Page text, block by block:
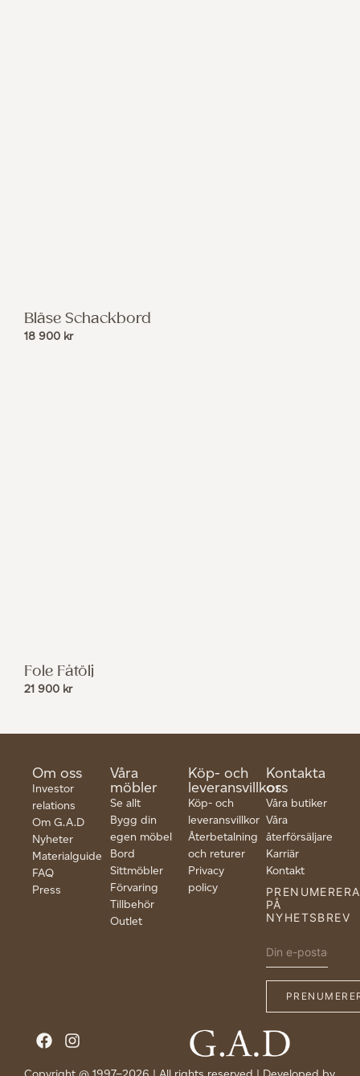
Bläse Schackbord
18 900 kr
Fole Fåtölj
21 900 kr
Om oss
Investor
relations
Om G.A.D
Nyheter
Materialguide
FAQ
Press
Våra
möbler
Se allt
Bygg din
egen möbel
Bord
Sittmöbler
Förvaring
Tillbehör
Outlet
Köp- och
leveransvillkor
Köp- och
leveransvillkor
Återbetalning
och returer
Privacy
policy
Kontakta
oss
Våra butiker
Våra
återförsäljare
Karriär
Kontakt
PRENUMERERA
PÅ
NYHETSBREV